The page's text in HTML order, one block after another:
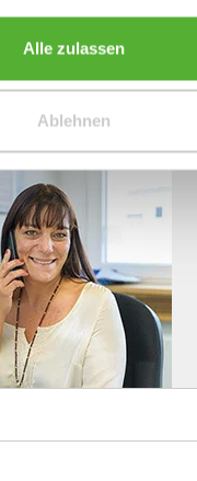
Alle zulassen
Ablehnen
34 04
Mo - Do, 09:00
und Fr, 09:00